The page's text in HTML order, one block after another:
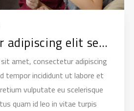
Consectetur adipiscing elit sed do eiusmod
amet, consectetur adipiscing
tempor incididunt ut labore et
vulputate eu scelerisque
quam id leo in vitae turpis